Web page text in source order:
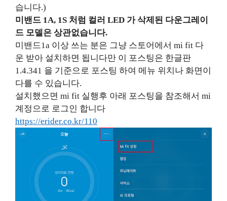
습니다.)
미밴드 1A, 1S 처럼 컬러 LED 가 삭제된 다운그레이
드 모델은 상관없습니다.
미밴드1a 이상 쓰는 분은 그냥 스토어에서 mi fit 다
운 받아 설치하면 됩니다만 이 포스팅은 한글판
1.4.341 을 기준으로 포스팅 하여 메뉴 위치나 화면이
다를 수 있습니다.
설치했으면 mi fit 실행후 아래 포스팅을 참조해서 mi
계정으로 로그인 합니다
https://erider.co.kr/110